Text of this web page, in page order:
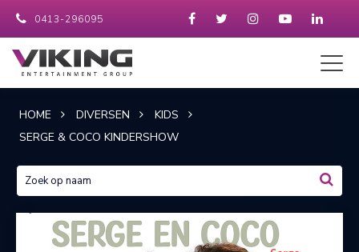
0413-296095
HOME DIVERSEN
KIDS
SERGE & COCO KINDERSHOW